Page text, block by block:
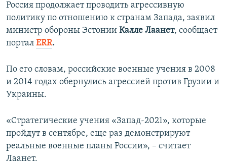
Все сайты RFE/RL
Россия продолжает проводить агрессивную
политику по отношению к странам Запада, заявил
министр обороны Эстонии Калле Лаанет, сообщает
портал ERR.
По его словам, российские военные учения в 2008
и 2014 годах обернулись агрессией против Грузии и
Украины.
«Стратегические учения «Запад-2021», которые
пройдут в сентябре, еще раз демонстрируют
реальные военные планы России», – считает
Лаанет.